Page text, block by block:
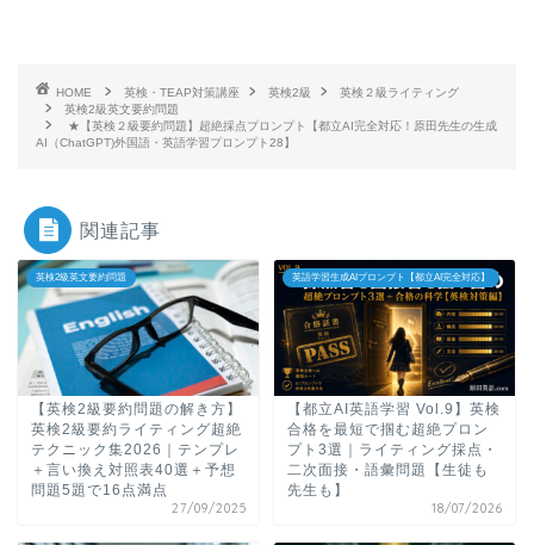
HOME 英検・TEAP対策講座 英検2級
英検２級ライティング
英検2級英文要約問題
★【英検２級要約問題】超絶採点プロンプト【都立AI完全対応！原田先生の生成
AI（ChatGPT)外国語・英語学習プロンプト28】
関連記事
英検2級英文要約問題
【英検2級要約問題の解き方】
英検2級要約ライティング超絶
テクニック集2026｜テンプレ
＋言い換え対照表40選＋予想
問題5題で16点満点
27/09/2025
英語学習生成AIプロンプト【都立AI完全対応】
【都立AI英語学習 Vol.9】英検
合格を最短で掴む超絶プロン
プト3選｜ライティング採点・
二次面接・語彙問題【生徒も
先生も】
18/07/2026